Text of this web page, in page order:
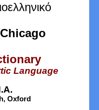
Language
Oxford